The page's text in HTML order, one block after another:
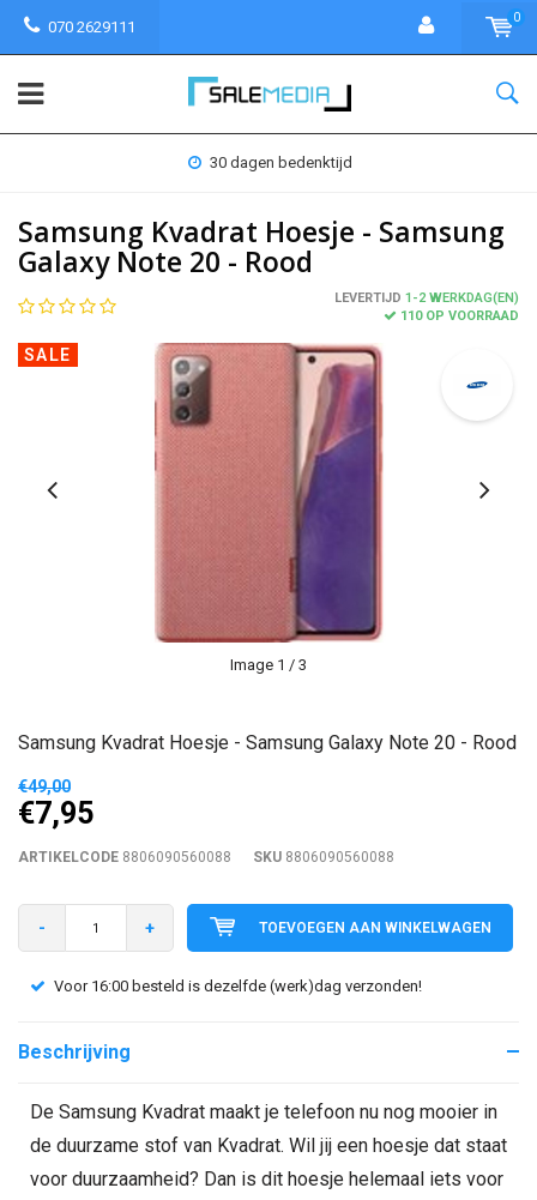
070 2629111
0
30 dagen bedenktijd
Samsung Kvadrat Hoesje - Samsung
Galaxy Note 20 - Rood
LEVERTIJD 1-2 WERKDAG(EN)
110 OP VOORRAAD
SALE
Image 1 / 3
Samsung Kvadrat Hoesje - Samsung Galaxy Note 20 - Rood
€49,00
€7,95
ARTIKELCODE 8806090560088 SKU 8806090560088
- + TOEVOEGEN AAN WINKELWAGEN
Voor 16:00 besteld is dezelfde (werk)dag verzonden!
Beschrijving
De Samsung Kvadrat maakt je telefoon nu nog mooier in
de duurzame stof van Kvadrat. Wil jij een hoesje dat staat
voor duurzaamheid? Dan is dit hoesje helemaal iets voor